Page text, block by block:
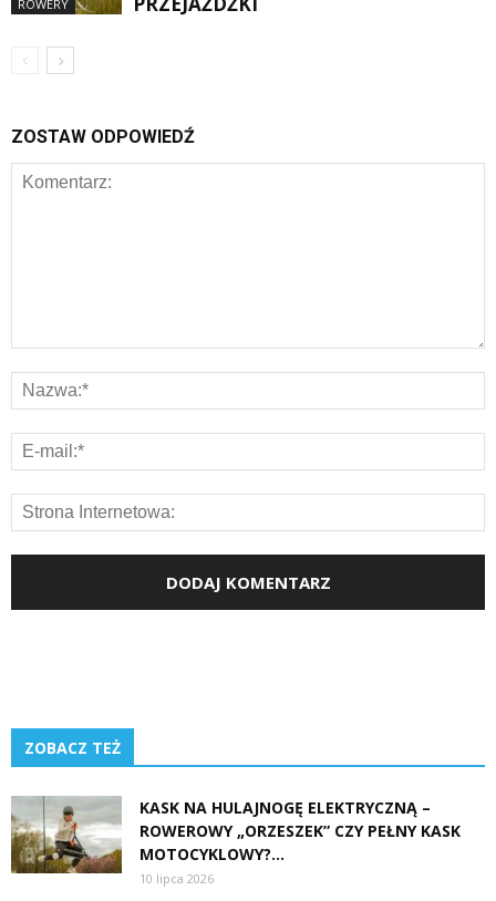
ROWERY
ZOSTAW ODPOWIEDŹ
ZOBACZ TEŻ
KASK NA HULAJNOGĘ ELEKTRYCZNĄ –
ROWEROWY „ORZESZEK” CZY PEŁNY KASK
MOTOCYKLOWY?...
10 lipca 2026